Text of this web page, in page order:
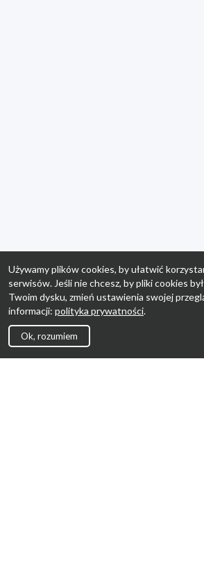
Używamy plików cookies, by ułatwić
serwisów. Jeśli nie chcesz, by pliki cookies
Twoim dysku, zmień ustawienia swojej
informacji: polityka prywatności.
Ok, rozumiem